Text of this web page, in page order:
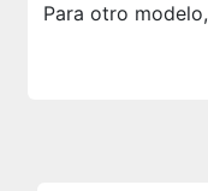
Para otro modelo,